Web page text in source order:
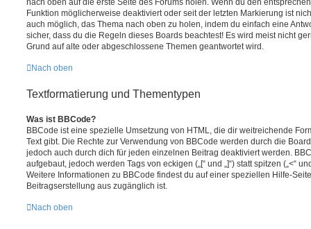
Funktion möglicherweise deaktiviert oder seit der letzten Markierung ist
auch möglich, das Thema nach oben zu holen, indem du einfach eine
sicher, dass du die Regeln dieses Boards beachtest! Es wird meist nicht
Grund auf alte oder abgeschlossene Themen geantwortet wird.
Nach oben
Textformatierung und Thementypen
Was ist BBCode?
BBCode ist eine spezielle Umsetzung von HTML, die dir weitreichende
Text gibt. Die Rechte zur Verwendung von BBCode werden durch die
jedoch auch durch dich für jeden einzelnen Beitrag deaktiviert werden.
aufgebaut, jedoch werden Tags von eckigen („[“ und „]“) statt spitzen („<“
Weitere Informationen zu BBCode findest du auf einer speziellen Hilfe-
Beitragserstellung aus zugänglich ist.
Nach oben